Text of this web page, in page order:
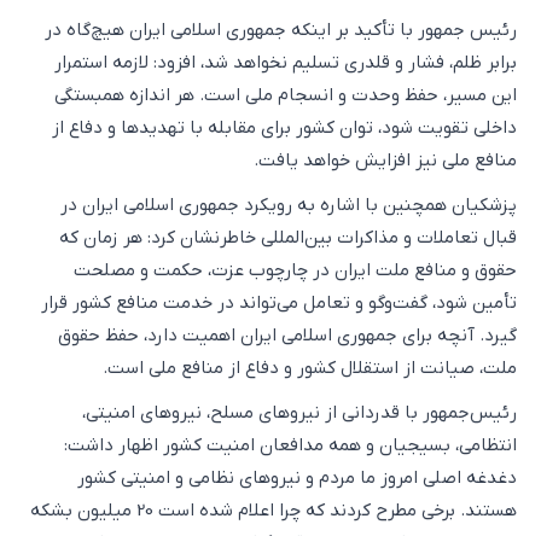
رئیس جمهور با تأکید بر اینکه جمهوری اسلامی ایران هیچ‌گاه در
برابر ظلم، فشار و قلدری تسلیم نخواهد شد، افزود: لازمه استمرار
این مسیر، حفظ وحدت و انسجام ملی است. هر اندازه همبستگی
داخلی تقویت شود، توان کشور برای مقابله با تهدیدها و دفاع از
منافع ملی نیز افزایش خواهد یافت.
پزشکیان همچنین با اشاره به رویکرد جمهوری اسلامی ایران در
قبال تعاملات و مذاکرات بین‌المللی خاطرنشان کرد: هر زمان که
حقوق و منافع ملت ایران در چارچوب عزت، حکمت و مصلحت
تأمین شود، گفت‌وگو و تعامل می‌تواند در خدمت منافع کشور قرار
گیرد. آنچه برای جمهوری اسلامی ایران اهمیت دارد، حفظ حقوق
ملت، صیانت از استقلال کشور و دفاع از منافع ملی است.
رئیس‌جمهور با قدردانی از نیروهای مسلح، نیروهای امنیتی،
انتظامی، بسیجیان و همه مدافعان امنیت کشور اظهار داشت:
دغدغه اصلی امروز ما مردم و نیروهای نظامی و امنیتی کشور
هستند. برخی مطرح کردند که چرا اعلام شده است 20 میلیون بشکه